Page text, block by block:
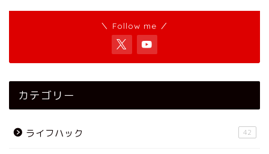
＼ Follow me ／
カテゴリー
ライフハック 42